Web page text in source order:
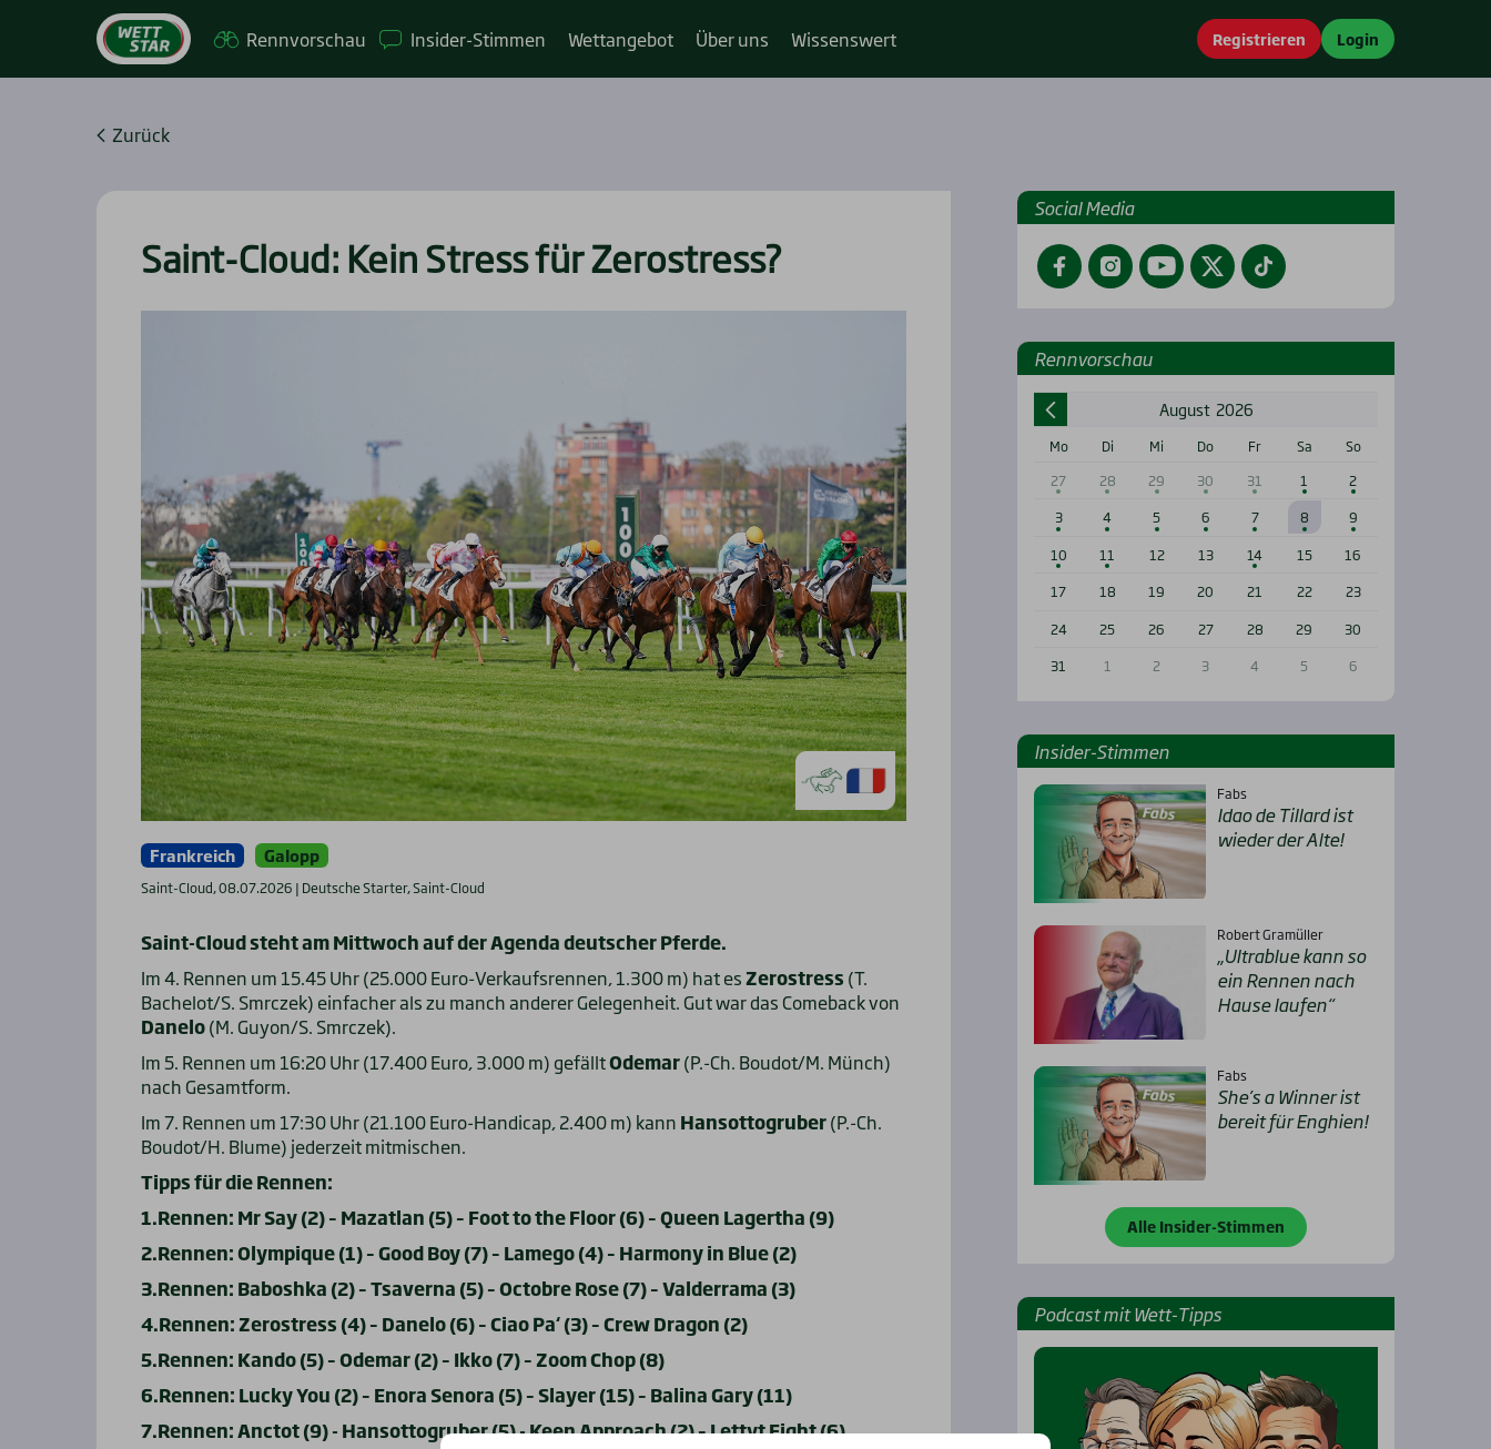
Renn­vor­schau Insi­­der-Stim­­men Wett­an­ge­bot Über uns Wis­sens­wert Registrieren Login
Zurück
Saint-Cloud: Kein Stress für Zerost­ress?
Frankreich Galopp
Saint-Cloud, 08.07.2026 | Deutsche Starter, Saint-Cloud
Saint-Cloud steht am Mittwoch auf der Agenda deutscher Pferde.
Im 4. Rennen um 15.45 Uhr (25.000 Euro-Verkaufsrennen, 1.300 m) hat esZerostress (T.
Bachelot/S. Smrczek) einfacher als zu manch anderer Gelegenheit. Gut war das Comeback von
Danelo(M. Guyon/S. Smrczek).
Im 5. Rennen um 16:20 Uhr (17.400 Euro, 3.000 m) gefälltOdemar(P.-Ch. Boudot/M. Münch)
nach Gesamtform.
Im 7. Rennen um 17:30 Uhr (21.100 Euro-Handicap, 2.400 m) kann Hansottogruber(P.-Ch.
Boudot/H. Blume) jederzeit mitmischen.
Tipps für die Rennen:
1.Rennen: Mr Say (2) – Mazatlan (5) – Foot to the Floor (6) – Queen Lagertha (9)
2.Rennen: Olympique (1) – Good Boy (7) – Lamego (4) – Harmony in Blue (2)
3.Rennen: Baboshka (2) – Tsaverna (5) – Octobre Rose (7) – Valderrama (3)
4.Rennen: Zerostress (4) – Danelo (6) – Ciao Pa‘ (3) – Crew Dragon (2)
5.Rennen: Kando (5) – Odemar (2) – Ikko (7) – Zoom Chop (8)
6.Rennen: Lucky You (2) – Enora Senora (5) – Slayer (15) – Balina Gary (11)
7.Rennen: Anctot (9) - Hansottogruber (5) - Keen Approach (2) – Lettyt Fight (6)
Social Media
FacebookInstagramYouTubeTwitterTikTok
Renn­vor­schau
August 2026
Mo Di Mi Do Fr Sa
So
27
28 29 30 31 1
2
3
4 5 6 7 8
9
10
11 12 13 14 15
16
17
18 19 20 21 22
23
24
25 26 27 28 29
30
31
1 2 3 4 5 6
Insi­der-Stim­men
Fabs
Idao de Til­lard ist
wie­der der Alte!
Robert Gramüller
„Ultra­b­lue kann so
ein Ren­nen nach
Hau­se lau­fen“
Fabs
She’s a Win­ner ist
bereit für Eng­hien!
Alle Insider-Stimmen
Pod­cast mit Wett-Tipps